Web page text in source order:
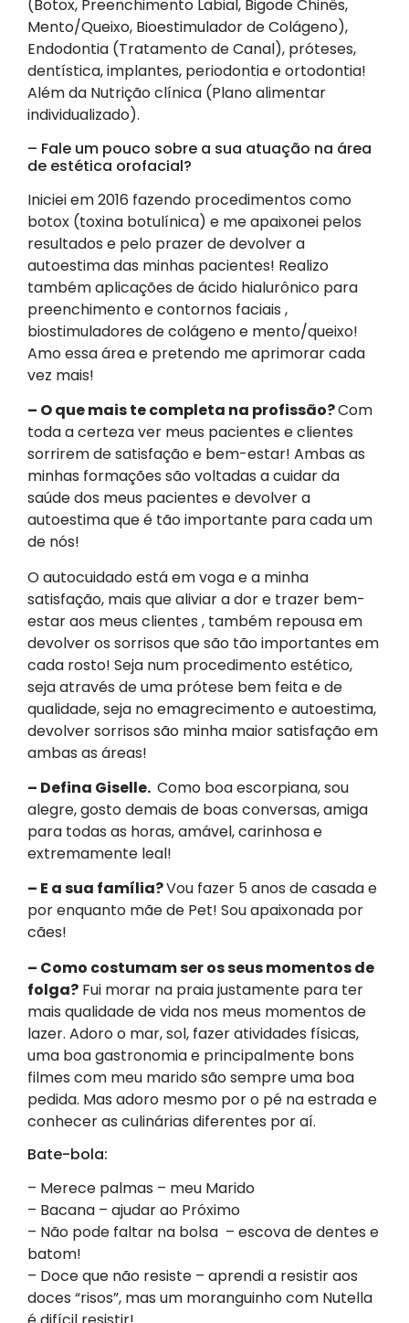
(Botox, Preenchimento Labial, Bigode Chinês,
Mento/Queixo, Bioestimulador de Colágeno),
Endodontia (Tratamento de Canal), próteses,
dentística, implantes, periodontia e ortodontia!
Além da Nutrição clínica (Plano alimentar
individualizado).
– Fale um pouco sobre a sua atuação na área
de estética orofacial?
Iniciei em 2016 fazendo procedimentos como
botox (toxina botulínica) e me apaixonei pelos
resultados e pelo prazer de devolver a
autoestima das minhas pacientes! Realizo
também aplicações de ácido hialurônico para
preenchimento e contornos faciais ,
biostimuladores de colágeno e mento/queixo!
Amo essa área e pretendo me aprimorar cada
vez mais!
– O que mais te completa na profissão?Com
toda a certeza ver meus pacientes e clientes
sorrirem de satisfação e bem-estar! Ambas as
minhas formações são voltadas a cuidar da
saúde dos meus pacientes e devolver a
autoestima que é tão importante para cada um
de nós!
O autocuidado está em voga e a minha
satisfação, mais que aliviar a dor e trazer bem-
estar aos meus clientes , também repousa em
devolver os sorrisos que são tão importantes em
cada rosto! Seja num procedimento estético,
seja através de uma prótese bem feita e de
qualidade, seja no emagrecimento e autoestima,
devolver sorrisos são minha maior satisfação em
ambas as áreas!
– Defina Giselle. Como boa escorpiana, sou
alegre, gosto demais de boas conversas, amiga
para todas as horas, amável, carinhosa e
extremamente leal!
– E a sua família?Vou fazer 5 anos de casada e
por enquanto mãe de Pet! Sou apaixonada por
cães!
– Como costumam ser os seus momentos de
folga? Fui morar na praia justamente para ter
mais qualidade de vida nos meus momentos de
lazer. Adoro o mar, sol, fazer atividades físicas,
uma boa gastronomia e principalmente bons
filmes com meu marido são sempre uma boa
pedida. Mas adoro mesmo por o pé na estrada e
conhecer as culinárias diferentes por aí.
Bate-bola:
– Merece palmas – meu Marido
– Bacana – ajudar ao Próximo
– Não pode faltar na bolsa – escova de dentes e
batom!
– Doce que não resiste – aprendi a resistir aos
doces “risos”, mas um moranguinho com Nutella